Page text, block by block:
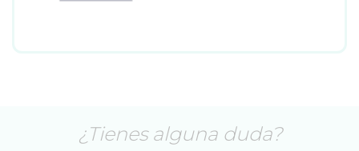
¿Tienes alguna duda?